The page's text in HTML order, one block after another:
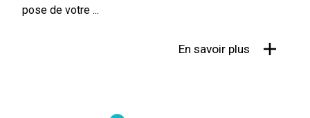
pose de votre ...
En savoir plus